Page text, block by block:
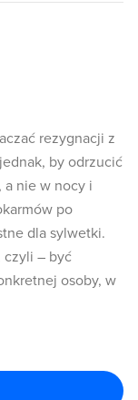
rezygnacji z
by odrzucić
a nie w nocy i
po
dla sylwetki.
czyli – być
osoby, w